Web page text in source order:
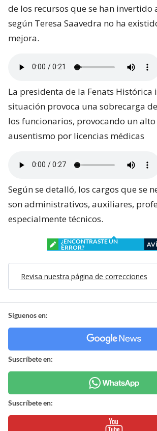
de los recursos que se han invertido
según Teresa Saavedra no ha
mejora.
La presidenta de la Fenats Histórica
situación provoca una sobrecarga
los funcionarios, provocando un
ausentismo por licencias médicas
Según se detalló, los cargos que se
son administrativos, auxiliares,
especialmente técnicos.
¿ENCONTRASTE UN
ERROR?
Revisa nuestra página de correcciones
Síguenos en:
Suscríbete en:
Suscríbete en: